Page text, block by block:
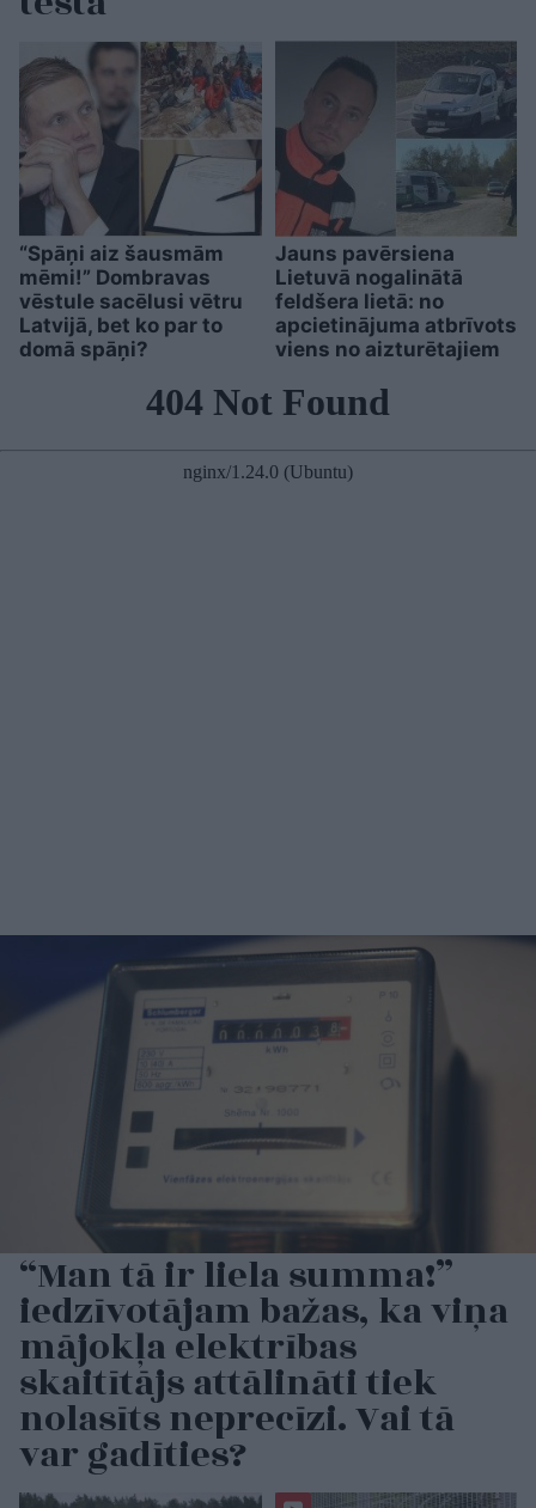
“Spāņi aiz šausmām
mēmi!” Dombravas
vēstule sacēlusi vētru
Latvijā, bet ko par to
domā spāņi?
Jauns pavērsiena
Lietuvā nogalinātā
feldšera lietā: no
apcietinājuma atbrīvots
viens no aizturētajiem
“Man tā ir liela summa!”
iedzīvotājam bažas, ka viņa
mājokļa elektrības
skaitītājs attālināti tiek
nolasīts neprecīzi. Vai tā
var gadīties?